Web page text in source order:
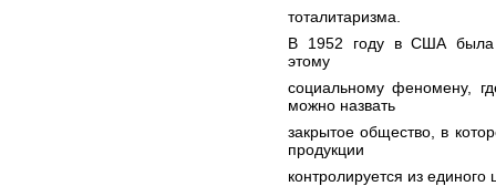
тоталитаризма.
В 1952 году в США была
этому
социальному феномену,
можно назвать
закрытое общество, в
продукции
контролируется из единого